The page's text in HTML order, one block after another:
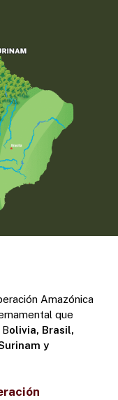
Amazónica
que
olivia, Brasil,
y